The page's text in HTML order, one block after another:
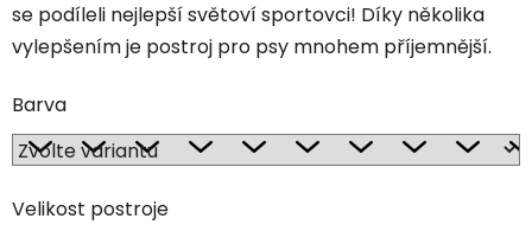
se podíleli nejlepší světoví sportovci! Díky několika
vylepšením je postroj pro psy mnohem příjemnější.
Barva
Velikost postroje